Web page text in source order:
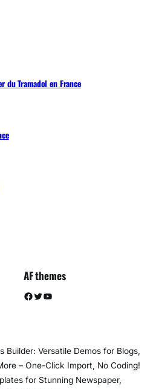
du Tramadol en France
AF themes
Facebook Twitter YouTube
Builder: Versatile Demos for Blogs,
– One-Click Import, No Coding!
for Stunning Newspaper,